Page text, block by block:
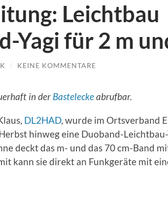
Leichtbau
Yagi für 2 m
/ KEINE KOMMENTARE
in der Basteleckeabrufbar.
DL2HAD, wurde im Ortsverband
hinweg eine Duoband-
deckt das m- und das 70 cm-Band
kann sie direkt an Funkgeräte mit